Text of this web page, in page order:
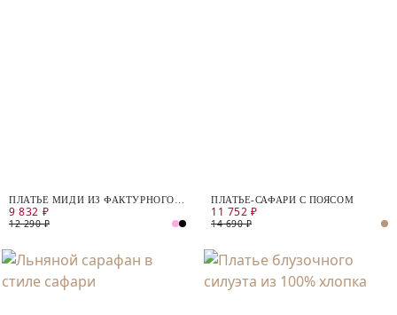
ПЛАТЬЕ МИДИ ИЗ ФАКТУРНОГО
ХЛОПКА
9 832 ₽
12 290 ₽
ПЛАТЬЕ-САФАРИ С ПОЯСОМ
11 752 ₽
14 690 ₽